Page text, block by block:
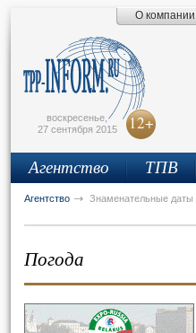
О компании
воскресенье,
27 сентября 2015
12+
Агентство ТПВ
Агентство Знаменательные даты
Погода